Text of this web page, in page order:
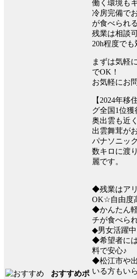
働く環境も
冷房完備で
が食べられ
残業は相談
20h程度でも
まずは気軽
でOK！
お気軽にお
【2024年移
グ全国1位獲
奥出雲も近
出雲舞茸が
パナソニッ
数キロに渡
麗です。
おすすめポ
◆残業はア
OK☆自由度
◆かんたん
チが食べら
◆男女活躍中
◆希望者に
料で安心♪
◆松江市や
いる方もい